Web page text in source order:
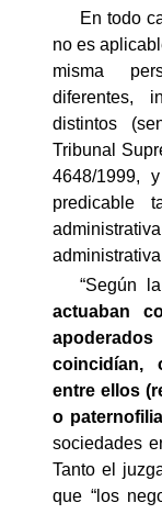
En todo
no es
misma
diferentes,
distintos
Tribunal
4648/1999,
predicable
“Según
actuaban
coincidían,
entre ellos
o
sociedades
Tanto el
que “los